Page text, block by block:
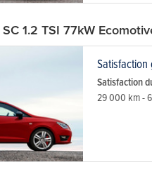
1.2 TSI 77kW
Satisfaction
Satisfaction
29 000 km -